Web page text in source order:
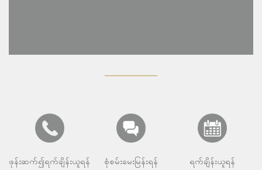
ဖုန်းဆက်၍ရက်ချိန်းယူရန် စုံစမ်းမေးမြန်းရန် ရက်ချိန်းယူရန်